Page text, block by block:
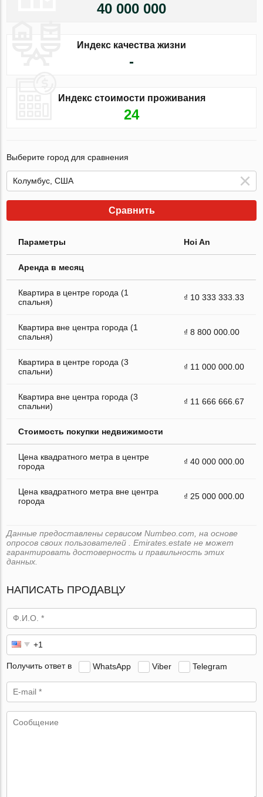
40 000 000
Индекс качества жизни
-
Индекс стоимости проживания
24
Выберите город для сравнения
Сравнить
Параметры Hoi An
Аренда в месяц
Квартира в центре города (1
спальня)
₫ 10 333 333.33
Квартира вне центра города (1
спальня)
₫ 8 800 000.00
Квартира в центре города (3
спальни)
₫ 11 000 000.00
Квартира вне центра города (3
спальни)
₫ 11 666 666.67
Стоимость покупки недвижимости
Цена квадратного метра в центре
города
₫ 40 000 000.00
Цена квадратного метра вне центра
города
₫ 25 000 000.00
Данные предоставлены сервисом Numbeo.com, на основе
опросов своих пользователей . Emirates.estate не может
гарантировать достоверность и правильность этих
данных.
НАПИСАТЬ ПРОДАВЦУ
Получить ответ в WhatsApp Viber Telegram